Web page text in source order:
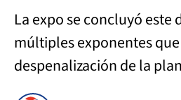
La expo se concluyó este
múltiples exponentes
despenalización de la